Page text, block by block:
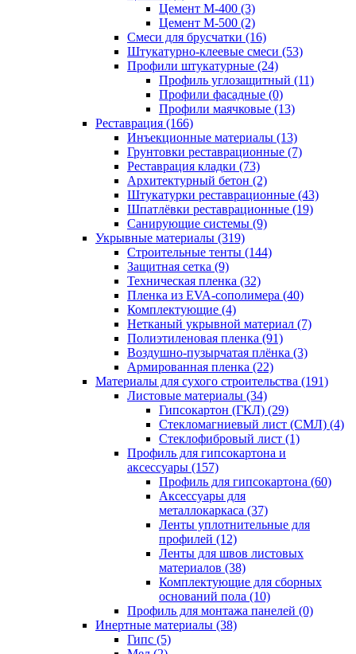
Цемент М-400 (3)
Цемент М-500 (2)
Смеси для брусчатки (16)
Штукатурно-клеевые смеси (53)
Профили штукатурные (24)
Профиль углозащитный (11)
Профили фасадные (0)
Профили маячковые (13)
Реставрация (166)
Инъекционные материалы (13)
Грунтовки реставрационные (7)
Реставрация кладки (73)
Архитектурный бетон (2)
Штукатурки реставрационные (43)
Шпатлёвки реставрационные (19)
Санирующие системы (9)
Укрывные материалы (319)
Строительные тенты (144)
Защитная сетка (9)
Техническая пленка (32)
Пленка из EVA-сополимера (40)
Комплектующие (4)
Нетканый укрывной материал (7)
Полиэтиленовая пленка (91)
Воздушно-пузырчатая плёнка (3)
Армированная пленка (22)
Материалы для сухого строительства (191)
Листовые материалы (34)
Гипсокартон (ГКЛ) (29)
Стекломагниевый лист (СМЛ) (4)
Cтеклофибровый лист (1)
Профиль для гипсокартона и
аксессуары (157)
Профиль для гипсокартона (60)
Аксессуары для
металлокаркаса (37)
Ленты уплотнительные для
профилей (12)
Ленты для швов листовых
материалов (38)
Комплектующие для сборных
оснований пола (10)
Профиль для монтажа панелей (0)
Инертные материалы (38)
Гипс (5)